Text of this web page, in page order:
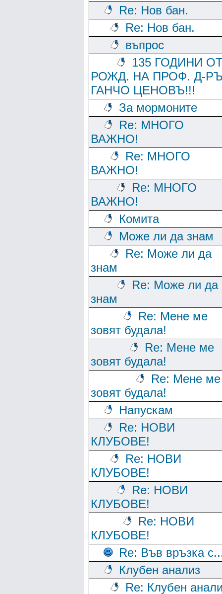
Re: Нов бан.
Re: Нов бан.
въпрос
135 ГОДИНИ
РОЖД. НА ПРОФ. Д-
ГАНЧО ЦЕНОВЪ!!!
За мормоните
Re: МНОГО
ВАЖНО!
Re: МНОГО
ВАЖНО!
Re: МНОГО
ВАЖНО!
Комита
Може ли да знам
Re: Може ли да
знам
Re: Може ли да
знам
Re: Мене ме
зовят будала!
Re: Мене ме
зовят будала!
Re: Мене ме
зовят будала!
Напускам
Re: НОВИ
КЛУБОВЕ!
Re: НОВИ
КЛУБОВЕ!
Re: НОВИ
КЛУБОВЕ!
Re: НОВИ
КЛУБОВЕ!
Re: Във връзка
Клубен анализ
Re: Клубен